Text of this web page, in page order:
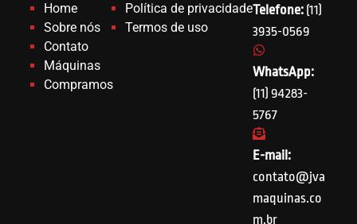
Home
Sobre nós
Contato
Máquinas
Compramos
Política de privacidade
Termos de uso
Telefone: (11)
3935-0569
WhatsApp:
(11) 94283-
5767
E-mail:
contato@jva
maquinas.co
m.br